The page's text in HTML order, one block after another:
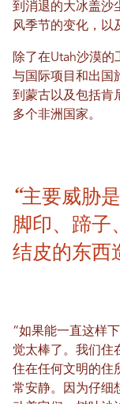
到消退的大冰盖沙
风季节的变化，以
除了在Utah沙漠的
与国际项目和出国
到蒙古以及包括肯
多个非洲国家。
“主要威胁
脚印、蹄子
结皮的东西
“如果能一直这样
觉太棒了。我们住
住在任何文明的住
常安静。因为仔细